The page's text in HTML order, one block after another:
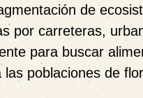
de
por carreteras,
para buscar
poblaciones de